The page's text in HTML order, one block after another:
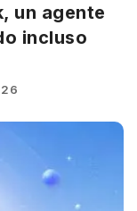
un agente
incluso